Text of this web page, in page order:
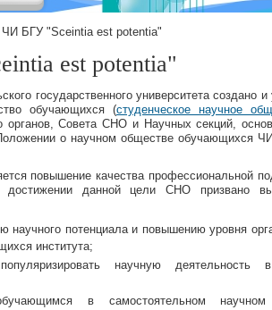
БГУ "Sceintia est potentia"
est potentia"
государственного университета создано
обучающихся (студенческое научное
Совета СНО и Научных секций,
о научном обществе обучающихся
повышение качества профессиональной
достижении данной цели СНО призвано
научного потенциала и повышению уровня
института;
научную деятельность
в самостоятельном научном